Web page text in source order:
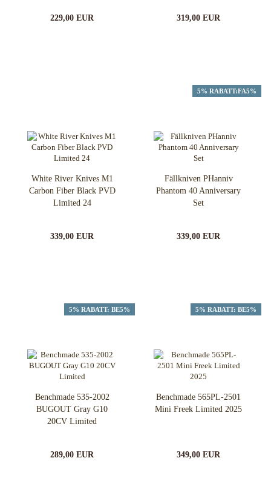
229,00 EUR 319,00 EUR
White River Knives M1
Carbon Fiber Black PVD
Limited 24
339,00 EUR
5% RABATT:FA5%
Fällkniven PHanniv
Phantom 40 Anniversary
Set
339,00 EUR
5% RABATT: BE5%
Benchmade 535-2002
BUGOUT Gray G10
20CV Limited
289,00 EUR
5% RABATT: BE5%
Benchmade 565PL-2501
Mini Freek Limited 2025
349,00 EUR